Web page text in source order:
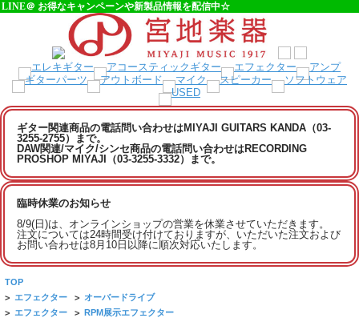
LINE＠ お得なキャンペーンや新製品情報を配信中☆
ギター関連商品の電話問い合わせはMIYAJI GUITARS KANDA（03-
3255-2755）まで。
DAW関連/マイク/シンセ商品の電話問い合わせはRECORDING
PROSHOP MIYAJI（03-3255-3332）まで。
臨時休業のお知らせ
8/9(日)は、オンラインショップの営業を休業させていただきます。
注文については24時間受け付けておりますが、いただいた注文および
お問い合わせは8月10日以降に順次対応いたします。
TOP
> エフェクター > オーバードライブ
> エフェクター > RPM展示エフェクター